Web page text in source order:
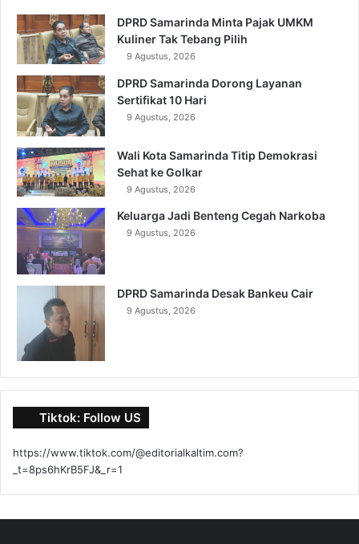
DPRD Samarinda Minta Pajak UMKM
Kuliner Tak Tebang Pilih
9 Agustus, 2026
DPRD Samarinda Dorong Layanan
Sertifikat 10 Hari
9 Agustus, 2026
Wali Kota Samarinda Titip Demokrasi
Sehat ke Golkar
9 Agustus, 2026
Keluarga Jadi Benteng Cegah Narkoba
9 Agustus, 2026
DPRD Samarinda Desak Bankeu Cair
9 Agustus, 2026
Tiktok: Follow US
https://www.tiktok.com/@editorialkaltim.com?
_t=8ps6hKrB5FJ&_r=1